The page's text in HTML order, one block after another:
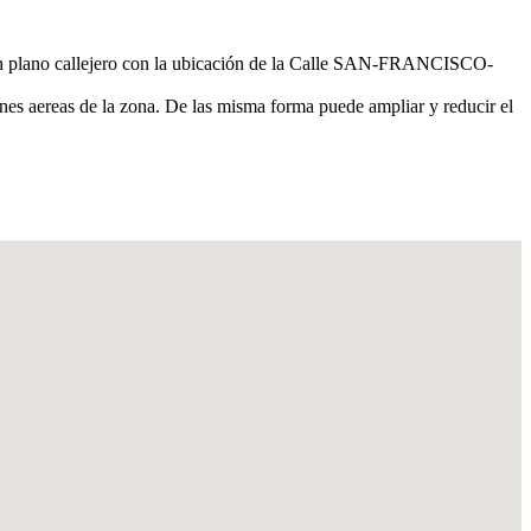
plano callejero con la ubicación de la Calle SAN-FRANCISCO-
aereas de la zona. De las misma forma puede ampliar y reducir el